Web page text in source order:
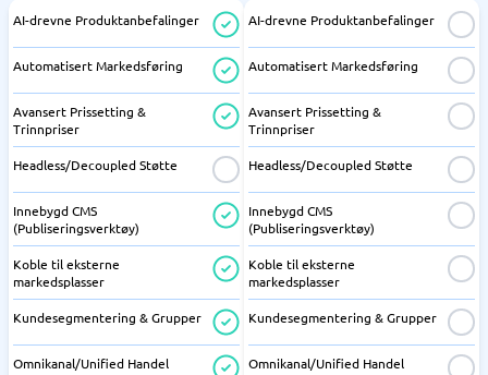
AI-drevne Produktanbefalinger
Automatisert Markedsføring
Avansert Prissetting &
Trinnpriser
Headless/Decoupled Støtte
Innebygd CMS
(Publiseringsverktøy)
Koble til eksterne
markedsplasser
Kundesegmentering & Grupper
Omnikanal/Unified Handel
AI-drevne Produktanbefalinger
Automatisert Markedsføring
Avansert Prissetting &
Trinnpriser
Headless/Decoupled Støtte
Innebygd CMS
(Publiseringsverktøy)
Koble til eksterne
markedsplasser
Kundesegmentering & Grupper
Omnikanal/Unified Handel